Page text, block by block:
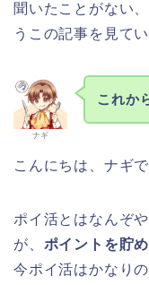
聞いたことがない
うこの記事を見て
ナギ
これか
こんにちは、ナギで
ポイ活とはなんぞ
が、 ポイントを貯
今ポイ活はかなり